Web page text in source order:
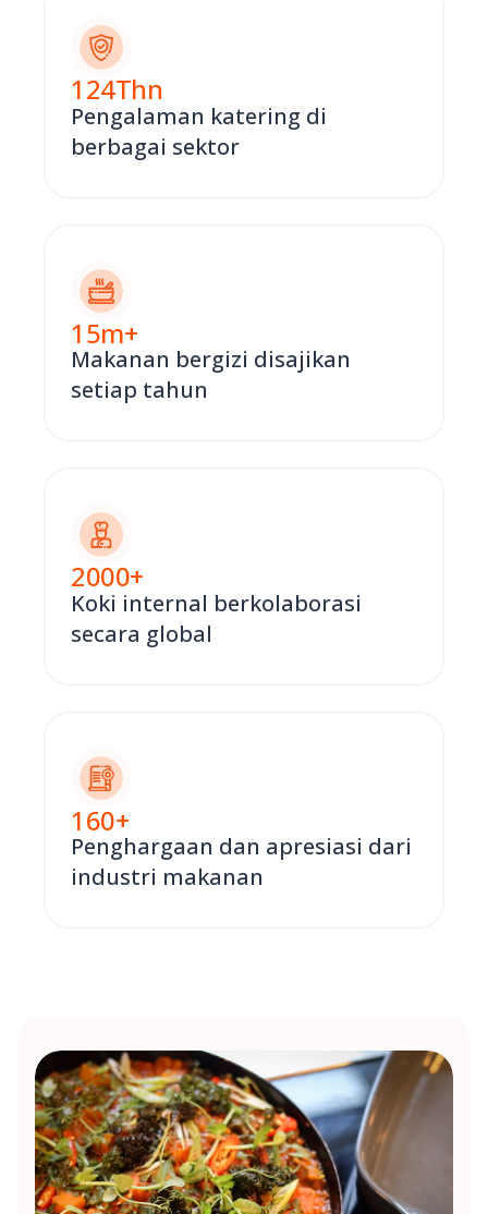
124Thn
Pengalaman katering di
berbagai sektor
15m+
Makanan bergizi disajikan
setiap tahun
2000+
Koki internal berkolaborasi
secara global
160+
Penghargaan dan apresiasi dari
industri makanan